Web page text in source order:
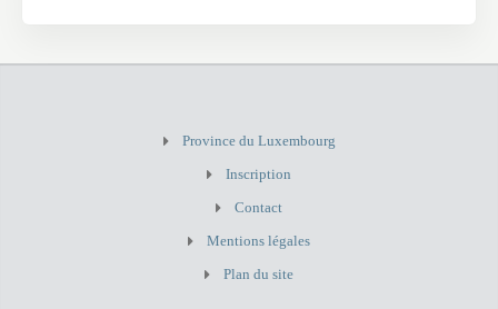
Province du Luxembourg
Inscription
Contact
Mentions légales
Plan du site